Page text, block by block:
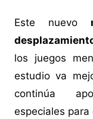
Este nuevo
los juegos
estudio va
continúa
especiales